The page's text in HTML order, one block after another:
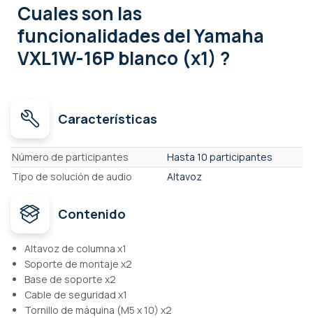
Cuales son las
funcionalidadesdel Yamaha
VXL1W-16P blanco (x1) ?
Características
Características
Número de participantes
Hasta 10 participantes
Tipo de solución de audio
Altavoz
Contenido
Altavoz de columna x1
Soporte de montaje x2
Base de soporte x2
Cable de seguridad x1
Tornillo de máquina (M5 x 10) x2